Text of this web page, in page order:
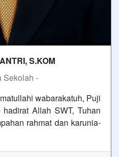
S.KOM
Sekolah -
wabarakatuh, Puji
Allah SWT, Tuhan
rahmat dan karunia-